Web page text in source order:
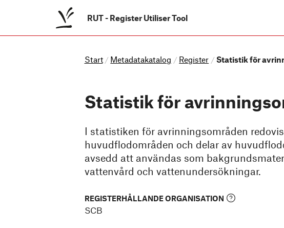
RUT- Register Utiliser Tool
Start / Metadatakatalog / Register / Statistik för
Statistik för
I statistiken för avrinningsområden
huvudflodområden och delar av
avsedd att användas som
vattenvård och vattenundersökningar.
REGISTERHÅLLANDE ORGANISATION
SCB